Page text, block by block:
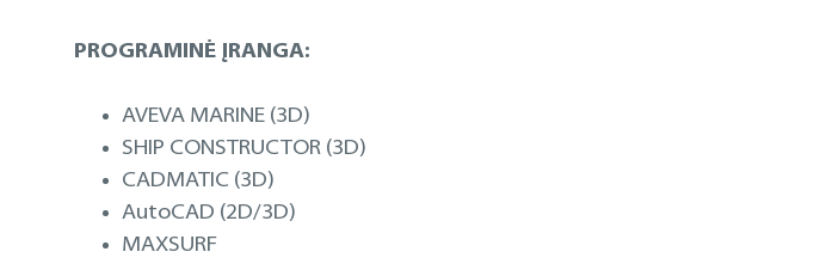
PROGRAMINĖ ĮRANGA:
AVEVA MARINE (3D)
SHIP CONSTRUCTOR (3D)
CADMATIC (3D)
AutoCAD (2D/3D)
MAXSURF